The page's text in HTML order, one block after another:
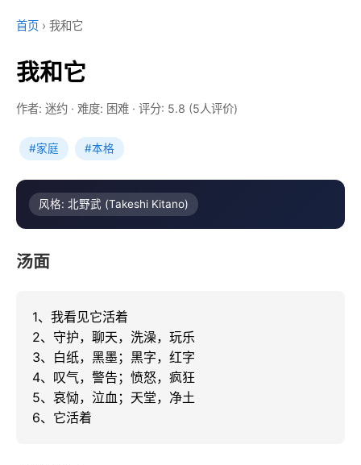
首页 › 我和它
我和它
作者: 迷约 · 难度: 困难 · 评分: 5.8 (5人评价)
#家庭 #本格
风格: 北野武 (Takeshi Kitano)
汤面
1、我看见它活着
2、守护，聊天，洗澡，玩乐
3、白纸，黑墨；黑字，红字
4、叹气，警告；愤怒，疯狂
5、哀恸，泣血；天堂，净土
6、它活着